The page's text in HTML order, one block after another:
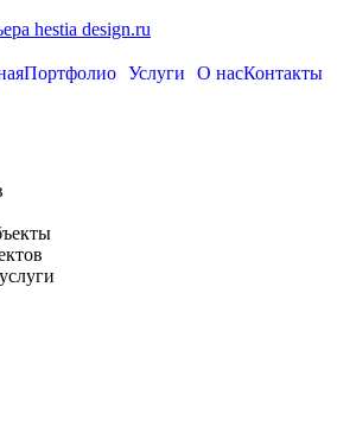
hestia design.ru
Портфолио Услуги О насКонтакты